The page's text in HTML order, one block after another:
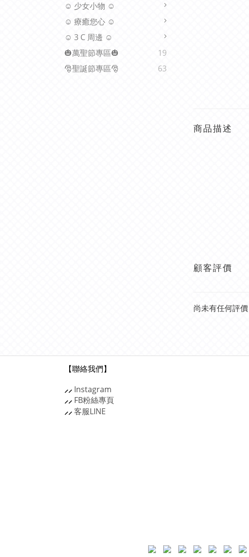
☺ 少女小物 ☺
☺ 療癒您心 ☺
☺ 3 C 周邊 ☺
🎃萬聖節專區🎃
19
🎅聖誕節專區🎅
63
商品描述
顧客評價
尚未有任何評價
【聯絡我們】
⸝⸝ Instagram
⸝⸝ FB粉絲專頁
⸝⸝客服LINE